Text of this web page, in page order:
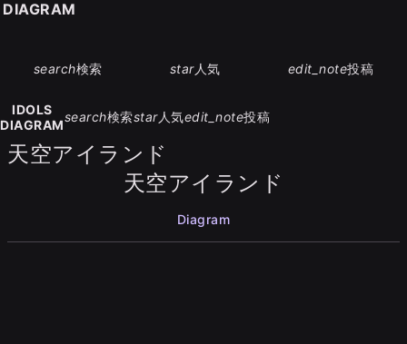
search検索 star人気 edit_note投稿
IDOLS
DIAGRAM
search検索star人気edit_note投稿
天空アイランド
天空アイランド
Diagram